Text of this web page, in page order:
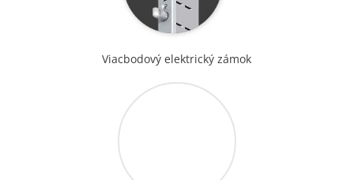
Viacbodový elektrický zámok